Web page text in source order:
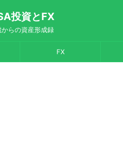
投資とFX
らの資産形成録
FX